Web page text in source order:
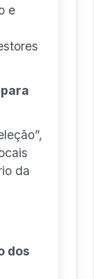
e
da
dos